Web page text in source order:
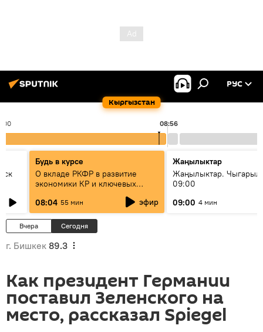
Кыргызстан
РУС
08:56
Будь в курсе
О вкладе РКФР в развитие
экономики КР и ключевых
08:04 55 мин эфир
Жаңылыктар
Жаңылыктар.
09:00
09:00 4 мин
Вчера Сегодня
г. Бишкек 89.3
Как президент Германии
поставил Зеленского на
место, рассказал Spiegel